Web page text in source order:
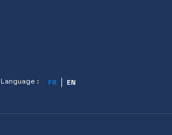
Language : FR EN